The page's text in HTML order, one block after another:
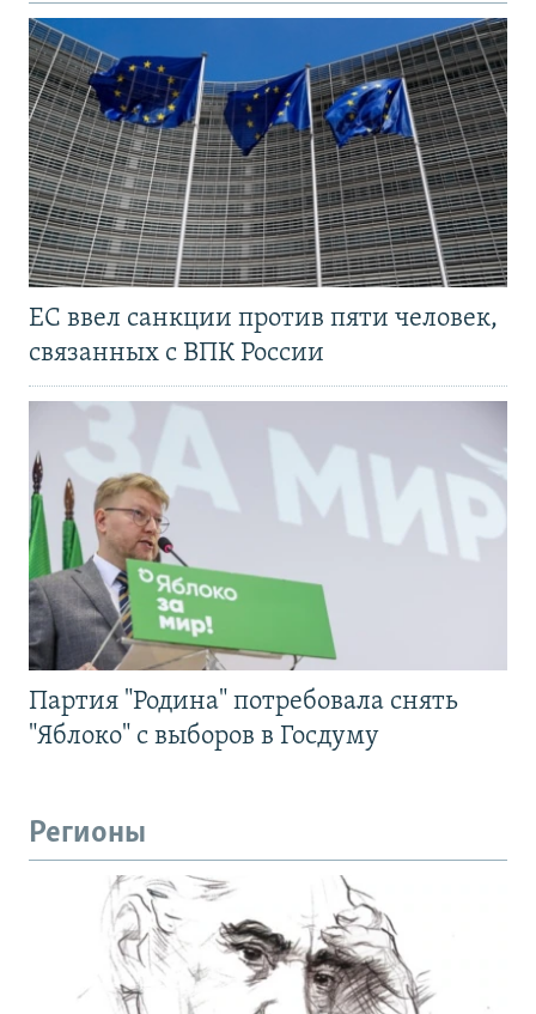
ЕС ввел санкции против пяти человек,
связанных с ВПК России
Партия "Родина" потребовала снять
"Яблоко" с выборов в Госдуму
Регионы